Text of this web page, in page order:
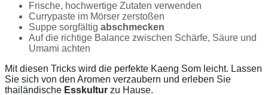
Frische, hochwertige Zutaten verwenden
Currypaste im Mörser zerstoßen
Suppe sorgfältig abschmecken
Auf die richtige Balance zwischen Schärfe, Säure und
Umami achten
Mit diesen Tricks wird die perfekte Kaeng Som leicht. Lassen
Sie sich von den Aromen verzaubern und erleben Sie
thailändische Esskultur zu Hause.